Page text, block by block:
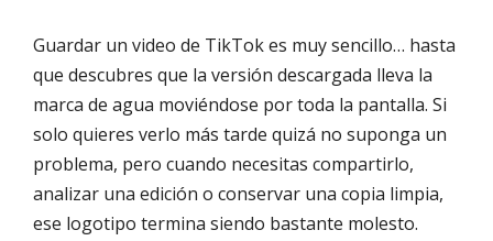
Guardar un video de TikTok es muy sencillo… hasta
que descubres que la versión descargada lleva la
marca de agua moviéndose por toda la pantalla. Si
solo quieres verlo más tarde quizá no suponga un
problema, pero cuando necesitas compartirlo,
analizar una edición o conservar una copia limpia,
ese logotipo termina siendo bastante molesto.